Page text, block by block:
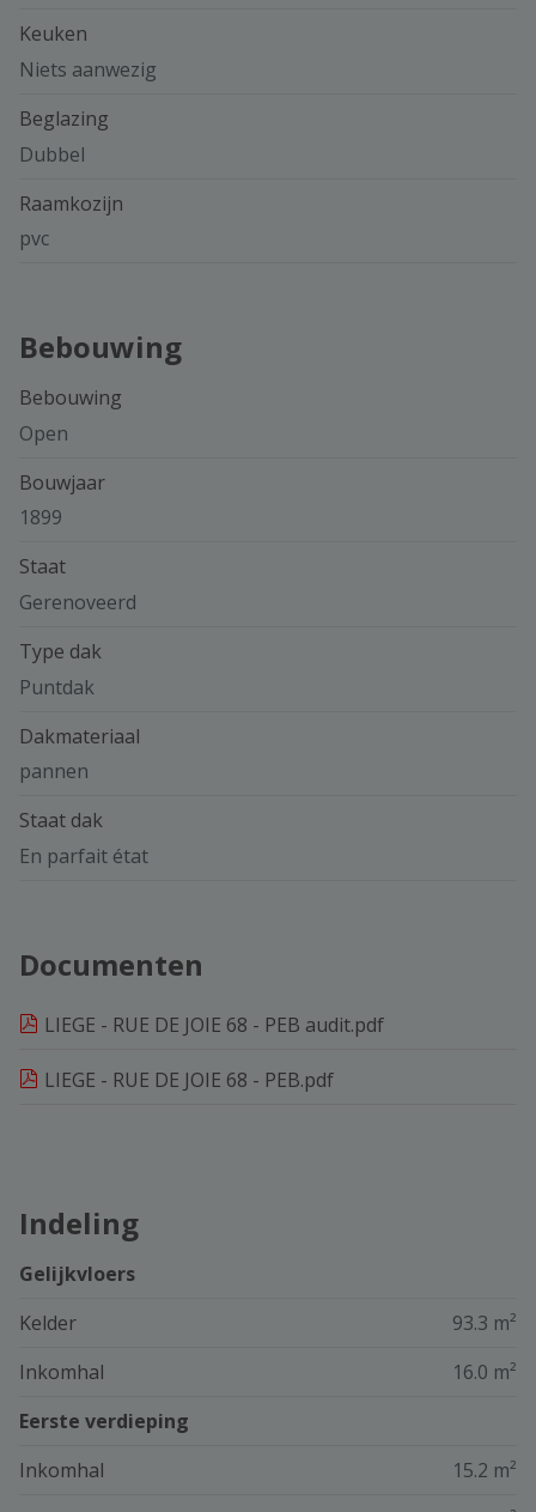
Keuken
Niets aanwezig
Beglazing
Dubbel
Raamkozijn
pvc
Bebouwing
Bebouwing
Open
Bouwjaar
1899
Staat
Gerenoveerd
Type dak
Puntdak
Dakmateriaal
pannen
Staat dak
En parfait état
Documenten
LIEGE - RUE DE JOIE 68 - PEB audit.pdf
LIEGE - RUE DE JOIE 68 - PEB.pdf
Indeling
Gelijkvloers
Kelder
93.3 m²
Inkomhal
16.0 m²
Eerste verdieping
Inkomhal
15.2 m²